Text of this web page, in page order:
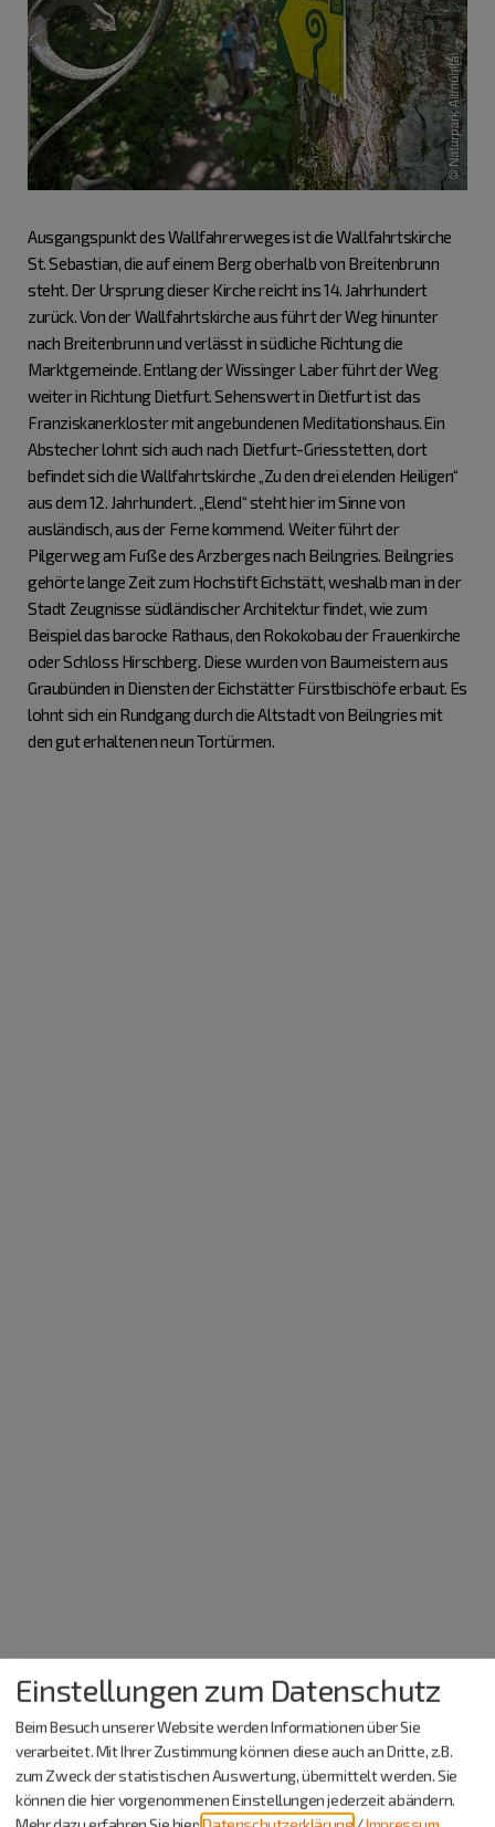
Ausgangspunkt des Wallfahrerweges ist die Wallfahrtskirche
St. Sebastian, die auf einem Berg oberhalb von Breitenbrunn
steht. Der Ursprung dieser Kirche reicht ins 14. Jahrhundert
zurück. Von der Wallfahrtskirche aus führt der Weg hinunter
nach Breitenbrunn und verlässt in südliche Richtung die
Marktgemeinde. Entlang der Wissinger Laber führt der Weg
weiter in Richtung Dietfurt. Sehenswert in Dietfurt ist das
Franziskanerkloster mit angebundenen Meditationshaus. Ein
Abstecher lohnt sich auch nach Dietfurt-Griesstetten, dort
befindet sich die Wallfahrtskirche „Zu den drei elenden Heiligen“
aus dem 12. Jahrhundert. „Elend“ steht hier im Sinne von
ausländisch, aus der Ferne kommend. Weiter führt der
Pilgerweg am Fuße des Arzberges nach Beilngries. Beilngries
gehörte lange Zeit zum Hochstift Eichstätt, weshalb man in der
Stadt Zeugnisse südländischer Architektur findet, wie zum
Beispiel das barocke Rathaus, den Rokokobau der Frauenkirche
oder Schloss Hirschberg. Diese wurden von Baumeistern aus
Graubünden in Diensten der Eichstätter Fürstbischöfe erbaut. Es
lohnt sich ein Rundgang durch die Altstadt von Beilngries mit
den gut erhaltenen neun Tortürmen.
Einstellungen zum Datenschutz
Beim Besuch unserer Website werden Informationen über Sie
verarbeitet. Mit Ihrer Zustimmung können diese auch an Dritte, z.B.
zum Zweck der statistischen Auswertung, übermittelt werden. Sie
können die hier vorgenommenen Einstellungen jederzeit abändern.